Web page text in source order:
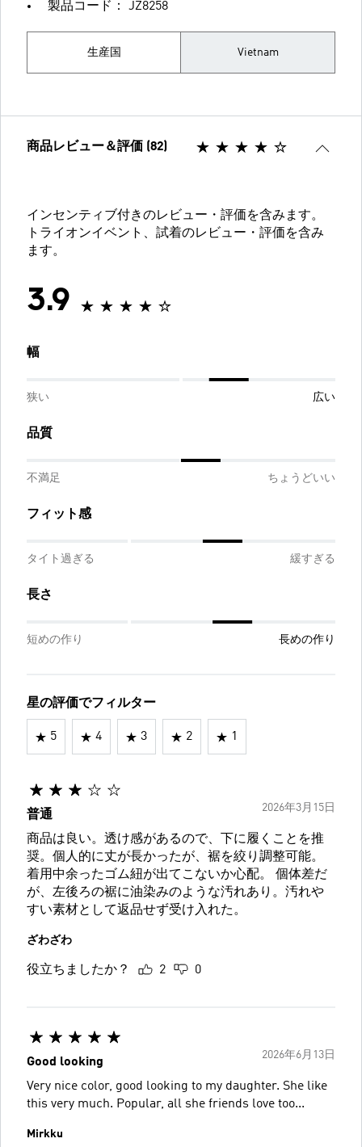
製品コード： JZ8258
生産国 Vietnam
商品レビュー＆評価 (82)
インセンティブ付きのレビュー・評価を含みます。
トライオンイベント、試着のレビュー・評価を含み
ます。
3.9
幅
狭い 広い
品質
不満足 ちょうどいい
フィット感
タイト過ぎる 緩すぎる
長さ
短めの作り 長めの作り
星の評価でフィルター
5 4 3 2 1
2026年3月15日
普通
商品は良い。透け感があるので、下に履くことを推
奨。個人的に丈が長かったが、裾を絞り調整可能。
着用中余ったゴム紐が出てこないか心配。 個体差だ
が、左後ろの裾に油染みのような汚れあり。汚れや
すい素材として返品せず受け入れた。
ざわざわ
役立ちましたか？ 2 0
2026年6月13日
Good looking
Very nice color, good looking to my daughter. She like
this very much. Popular, all she friends love too...
Mirkku